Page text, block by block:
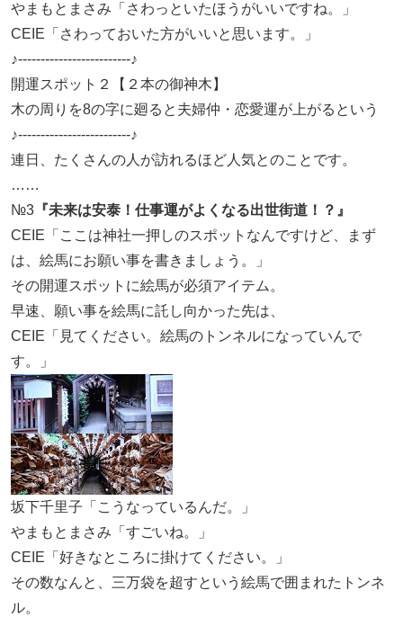
やまもとまさみ「さわっといたほうがいいですね。」
CEIE「さわっておいた方がいいと思います。」
♪-------------------------♪
開運スポット２【２本の御神木】
木の周りを8の字に廻ると夫婦仲・恋愛運が上がるという
♪-------------------------♪
連日、たくさんの人が訪れるほど人気とのことです。
……
№3 『未来は安泰！仕事運がよくなる出世街道！？』
CEIE「ここは神社一押しのスポットなんですけど、まず
は、絵馬にお願い事を書きましょう。」
その開運スポットに絵馬が必須アイテム。
早速、願い事を絵馬に託し向かった先は、
CEIE「見てください。絵馬のトンネルになっていんで
す。」
坂下千里子「こうなっているんだ。」
やまもとまさみ「すごいね。」
CEIE「好きなところに掛けてください。」
その数なんと、三万袋を超すという絵馬で囲まれたトンネ
ル。